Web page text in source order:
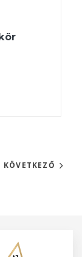
KÖVETKEZŐ